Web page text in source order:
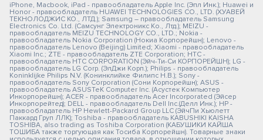
iPhone, Macbook, iPad - правообладатель Apple Inc. (Эпл Инк.); Huawei и
Honor - правообладатель HUAWEI TECHNOLOGIES CO., LTD. (ХУАВЕЙ
ТЕКНОЛОДЖИС КО., ЛТД.); Samsung – правообладатель Samsung
Electronics Co. Ltd. (Самсунг Электроникс Ко., Лтд.); MEIZU -
правообладатель MEIZU TECHNOLOGY CO., LTD.; Nokia -
правообладатель Nokia Corporation (Нокиа Корпорейшн); Lenovo -
правообладатель Lenovo (Beijing) Limited; Xiaomi - правообладатель
Xiaomi Inc.; ZTE - правообладатель ZTE Corporation; HTC -
правообладатель HTC CORPORATION (Эйч-Ти-Си КОРПОРЕЙШН); LG -
правообладатель LG Corp. (ЭлДжи Корп.); Philips - правообладатель
Koninklijke Philips N.V. (Конинклийке Филипс Н.В.); Sony -
правообладатель Sony Corporation (Сони Корпорейшн); ASUS -
правообладатель ASUSTeK Computer Inc. (Асустек Компьютер
Инкорпорейшн); ACER - правообладатель Acer Incorporated (Эйсер
Инкорпорейтед); DELL - правообладатель Dell Inc.(Делл Инк.); HP -
правообладатель HP Hewlett-Packard Group LLC (ЭйчПи Хьюлетт
Паккард Груп ЛЛК); Toshiba - правообладатель KABUSHIKI KAISHA
TOSHIBA, also trading as Toshiba Corporation (КАБУШИКИ КАЙША
ТОШИБА также торгующая как Тосиба Корпорейшн). Товарные знаки